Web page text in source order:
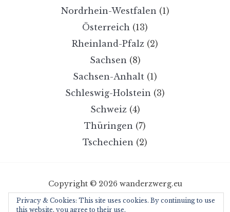
Nordrhein-Westfalen (1)
Österreich (13)
Rheinland-Pfalz (2)
Sachsen (8)
Sachsen-Anhalt (1)
Schleswig-Holstein (3)
Schweiz(4)
Thüringen (7)
Tschechien (2)
Copyright © 2026 wanderzwerg.eu
Designed byWPZOOM
Privacy & Cookies: This site uses cookies. By continuing to use
this website, you agree to their use.